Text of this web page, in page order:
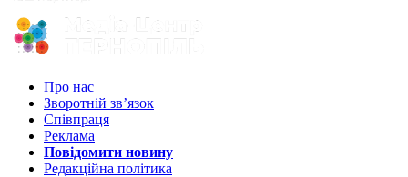
Про нас
Зворотній зв’язок
Співпраця
Реклама
Повідомити новину
Редакційна політика